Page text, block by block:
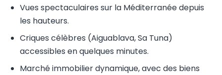
Vues spectaculaires sur la Méditerranée depuis
les hauteurs.
Criques célèbres (Aiguablava, Sa Tuna)
accessibles en quelques minutes.
Marché immobilier dynamique, avec des biens